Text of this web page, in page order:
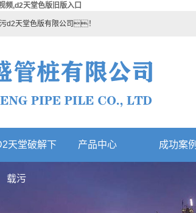
频,d2天堂色版旧版入口
d2天堂色版有限公司！
天堂破解下
载污
产品中心 成功案例